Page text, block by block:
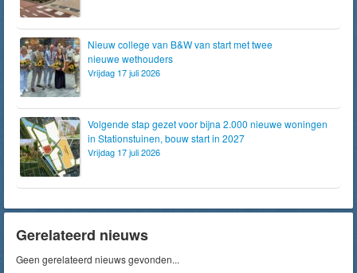
Nieuw college van B&W van start met twee
nieuwe wethouders
Vrijdag 17 juli 2026
Volgende stap gezet voor bijna 2.000 nieuwe woningen
in Stationstuinen, bouw start in 2027
Vrijdag 17 juli 2026
Gerelateerd nieuws
Geen gerelateerd nieuws gevonden...